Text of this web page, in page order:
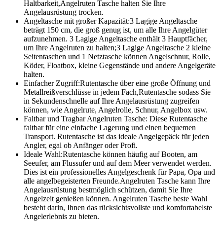
Haltbarkeit,Angelruten Tasche halten Sie Ihre
Angelausrüstung trocken.
Angeltasche mit großer Kapazität:3 Lagige Angeltasche
beträgt 150 cm, die groß genug ist, um alle Ihre Angelgüter
aufzunehmen. 3 Lagige Angeltasche enthält 3 Hauptfächer,
um Ihre Angelruten zu halten;3 Lagige Angeltasche 2 kleine
Seitentaschen und 1 Netztasche können Angelschnur, Rolle,
Köder, Floatbox, kleine Gegenstände und andere Angelgeräte
halten.
Einfacher Zugriff:Rutentasche über eine große Öffnung und
Metallreißverschlüsse in jedem Fach,Rutentasche sodass Sie
in Sekundenschnelle auf Ihre Angelausrüstung zugreifen
können, wie Angelrute, Angelrolle, Schnur, Angelbox usw.
Faltbar und Tragbar Angelruten Tasche: Diese Rutentasche
faltbar für eine einfache Lagerung und einen bequemen
Transport. Rutentasche ist das ideale Angelgepäck für jeden
Angler, egal ob Anfänger oder Profi.
Ideale Wahl:Rutentasche können häufig auf Booten, am
Seeufer, am Flussufer und auf dem Meer verwendet werden.
Dies ist ein professionelles Angelgeschenk für Papa, Opa und
alle angelbegeisterten Freunde.Angelruten Tasche kann Ihre
Angelausrüstung bestmöglich schützen, damit Sie Ihre
Angelzeit genießen können. Angelruten Tasche beste Wahl
besteht darin, Ihnen das rücksichtsvollste und komfortabelste
Angelerlebnis zu bieten.